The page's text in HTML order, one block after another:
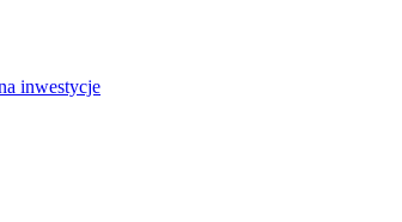
inwestycje